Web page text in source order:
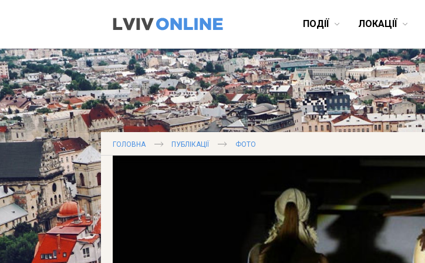
ПОДІЇ ЛОКАЦІЇ
ГОЛОВНА ПУБЛІКАЦІЇ ФОТО